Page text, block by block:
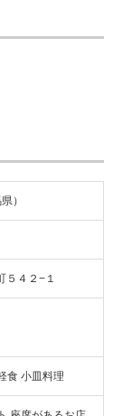
）
５４２−１
食 小皿料理